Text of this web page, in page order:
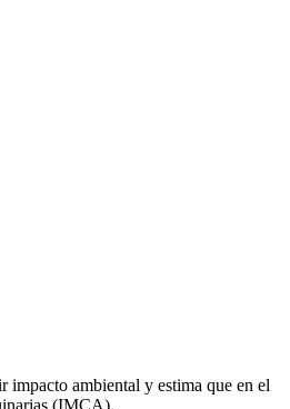
ambiental y estima que en el